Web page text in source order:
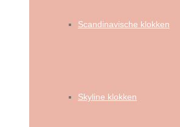
Scandinavische klokken
Skyline klokken